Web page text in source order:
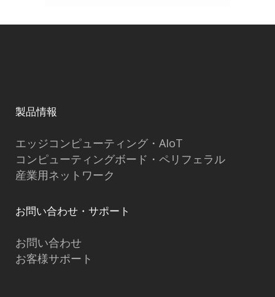
製品情報
エッジコンピューティング・AIoT
コンピューティングボード・ペリフェラル
産業用ネットワーク
お問い合わせ・サポート
お問い合わせ
お客様サポート